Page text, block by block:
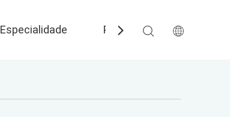
Especialidade Perguntas frequentes